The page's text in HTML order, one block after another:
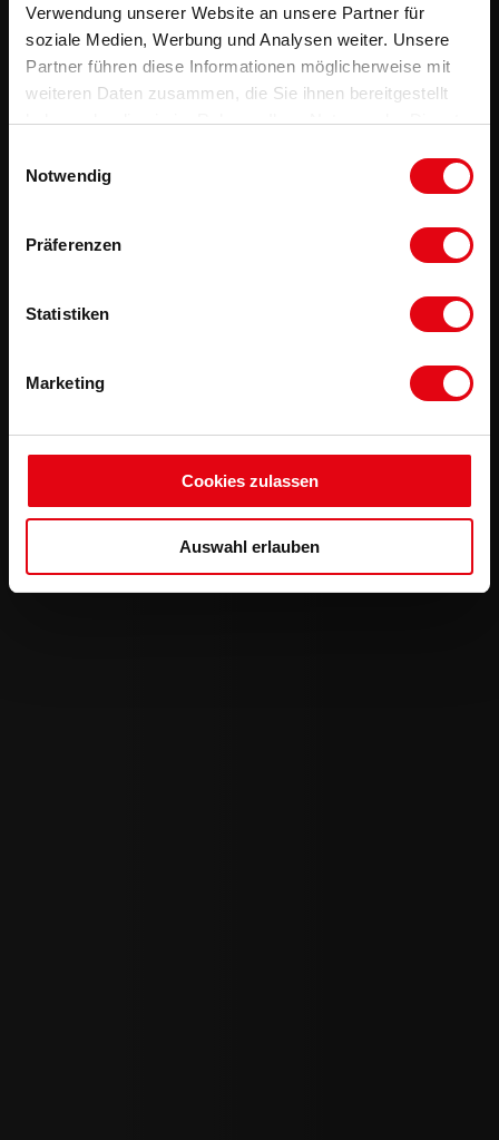
Verwendung unserer Website an unsere Partner für
soziale Medien, Werbung und Analysen weiter. Unsere
Partner führen diese Informationen möglicherweise mit
weiteren Daten zusammen, die Sie ihnen bereitgestellt
haben oder die sie im Rahmen Ihrer Nutzung der Dienste
Notwendig
Präferenzen
Statistiken
Marketing
Cookies zulassen
Auswahl erlauben